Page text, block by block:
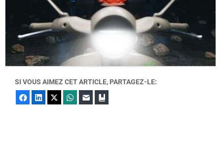
SI VOUS AIMEZ CET ARTICLE, PARTAGEZ-LE:
FacebookLinkedIn WhatsApp
E-mail